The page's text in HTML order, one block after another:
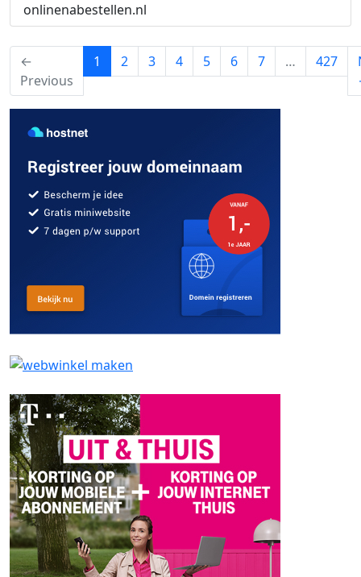
onlinenabestellen.nl
←
Previous
1 (current)
2 3 4 5 6 7 … 427